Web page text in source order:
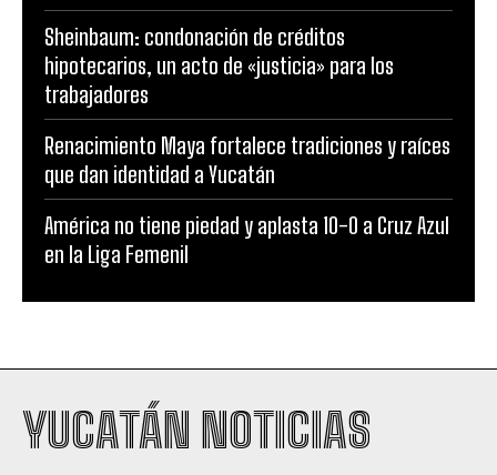
Sheinbaum: condonación de créditos
hipotecarios, un acto de «justicia» para los
trabajadores
Renacimiento Maya fortalece tradiciones y raíces
que dan identidad a Yucatán
América no tiene piedad y aplasta 10-0 a Cruz Azul
en la Liga Femenil
YUCATÁN NOTICIAS